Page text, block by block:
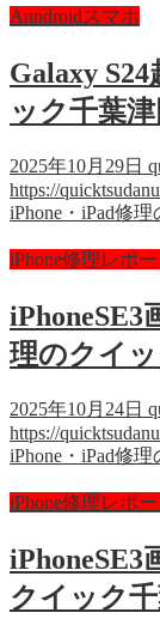
Anndroidスマホ
Galaxy
ック千葉津
2025年10月29日
https://
iPhone・iPad修
iPhone修理レポー
iPhoneSE3
理のクイッ
2025年10月24日
https://
iPhone・iPad修
iPhone修理レポー
iPhoneSE3
クイック千